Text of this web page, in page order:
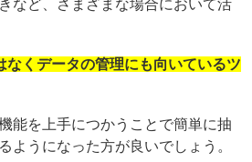
など、さまざまな場合において活
なくデータの管理にも向いているツ
能を上手につかうことで簡単に抽
ようになった方が良いでしょう。